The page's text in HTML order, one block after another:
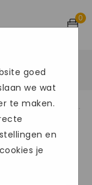
0
/ Tennis
goed
we wat
te maken.
en
je